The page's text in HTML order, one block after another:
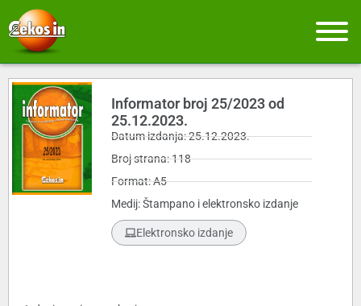
Informator broj 25/2023 od
25.12.2023.
Datum izdanja: 25.12.2023.
Broj strana: 118
Format: A5
Medij: Štampano i elektronsko izdanje
Elektronsko izdanje